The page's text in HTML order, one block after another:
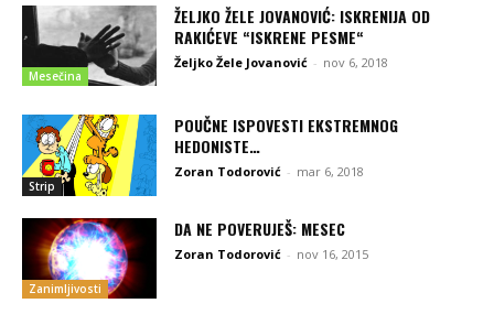
Mesečina
ŽELJKO ŽELE JOVANOVIĆ: ISKRENIJA OD
RAKIĆEVE “ISKRENE PESME“
Željko Žele Jovanović - nov 6, 2018
Strip
POUČNE ISPOVESTI EKSTREMNOG
HEDONISTE…
Zoran Todorović - mar 6, 2018
Zanimljivosti
DA NE POVERUJEŠ: MESEC
Zoran Todorović - nov 16, 2015